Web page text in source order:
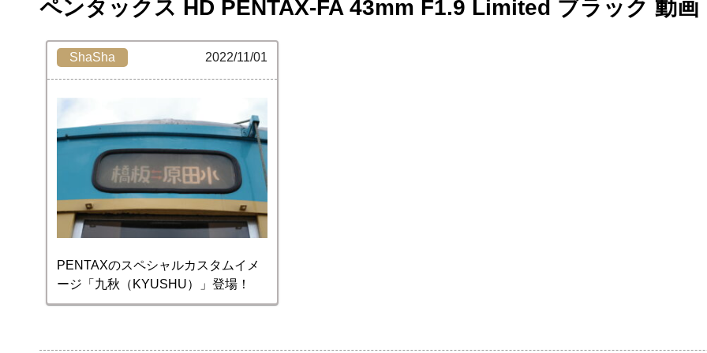
ペンタックス HD PENTAX-FA 43mm F1.9 Limited ブラック 動画
ShaSha 2022/11/01
PENTAXのスペシャルカスタムイメ
ージ「九秋（KYUSHU）」登場！